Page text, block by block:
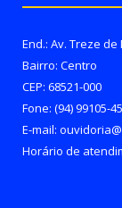
End.: Av. Treze de
Bairro: Centro
CEP: 68521-000
Fone: (94) 99105-
E-mail:
Horário de